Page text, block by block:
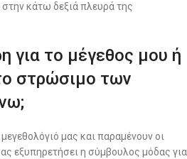
κάτω δεξιά πλευρά της
για το μέγεθος μου ή
στρώσιμο των
μας και παραμένουν οι
εξυπηρετήσει η σύμβουλος μόδας για